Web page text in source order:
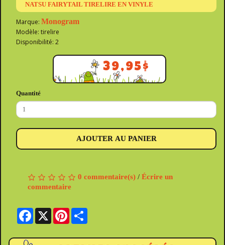
NATSU FAIRYTAIL TIRELIRE EN VINYLE
Marque: Monogram
Modèle: tirelire
Disponibilité: 2
39,95$
Quantité
AJOUTER AU PANIER
0 commentaire(s) / Écrire un
commentaire
Facebook
X Pinterest